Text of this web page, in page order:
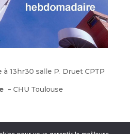
13hr30 salle P. Druet CPTP
– CHU Toulouse